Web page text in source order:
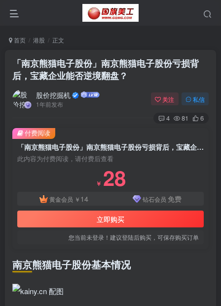
首页 港股 正文
「南京熊猫电子股份」南京熊猫电子股份亏损背
后，宝藏企业能否逆境翻盘？
股价挖掘机
1年前发布
关注 私信
4 81 6
「南京熊猫电子股份」南京熊猫电子股份亏损背后，宝藏企业能否逆境翻盘？
此内容为付费阅读，请付费后查看
￥ 28
黄金会员 ￥ 14 钻石会员 免费
立即购买
您当前未登录！建议登陆后购买，可保存购买订单
付费阅读
南京熊猫电子股份基本情况